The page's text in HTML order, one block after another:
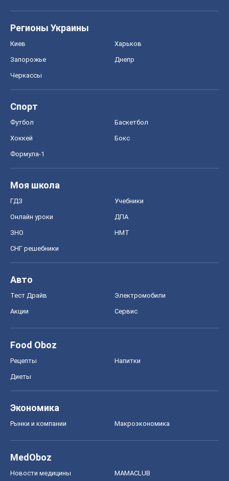
Регионы Украины
Киев Харьков
Запорожье Днепр
Черкассы
Спорт
Футбол Баскетбол
Хоккей Бокс
Формула-1
Моя школа
ГДЗ Учебники
Онлайн уроки ДПА
ЗНО НМТ
СНГ решебники
Авто
Тест Драйв Электромобили
Акции Сервис
Food Oboz
Рецепты Напитки
Диеты
Экономика
Рынки и компании Mакроэкономика
MedOboz
Новости медицины MAMACLUB